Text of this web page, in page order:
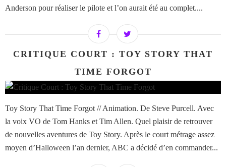
Anderson pour réaliser le pilote et l’on aurait été au complet....
CRITIQUE COURT : TOY STORY THAT
TIME FORGOT
Toy Story That Time Forgot // Animation. De Steve Purcell. Avec
la voix VO de Tom Hanks et Tim Allen. Quel plaisir de retrouver
de nouvelles aventures de Toy Story. Après le court métrage assez
moyen d’Halloween l’an dernier, ABC a décidé d’en commander...